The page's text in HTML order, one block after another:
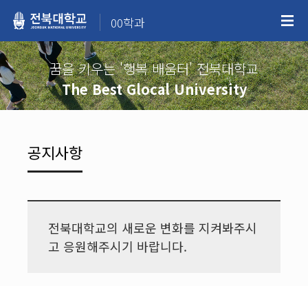
00학과
꿈을 키우는 '행복 배움터' 전북대학교
The Best Glocal University
공지사항
전북대학교의 새로운 변화를 지켜봐주시
고 응원해주시기 바랍니다.